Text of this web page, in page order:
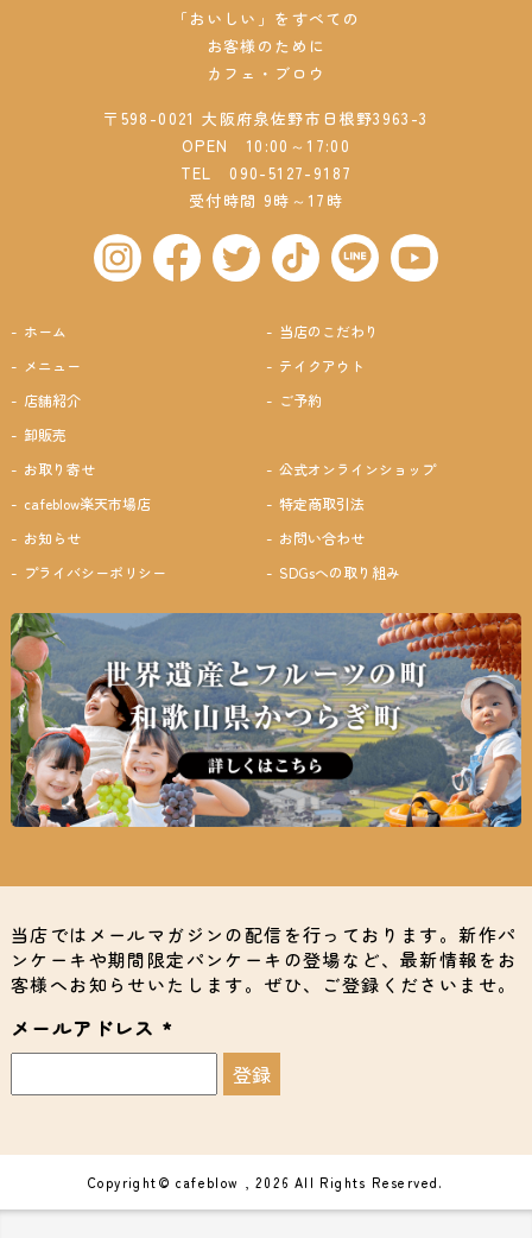
「おいしい」をすべての
お客様のために
カフェ・ブロウ
〒598-0021 大阪府泉佐野市日根野3963-3
OPEN 10:00～17:00
TEL090-5127-9187
受付時間 9時～17時
ホーム
当店のこだわり
メニュー
テイクアウト
店舗紹介
ご予約
卸販売
お取り寄せ
公式オンラインショップ
cafeblow楽天市場店
特定商取引法
お知らせ
お問い合わせ
プライバシーポリシー
SDGsへの取り組み
当店ではメールマガジンの配信を行っております。新作パ
ンケーキや期間限定パンケーキの登場など、最新情報をお
客様へお知らせいたします。ぜひ、ご登録くださいませ。
メールアドレス *
Copyright© cafeblow , 2026 All Rights Reserved.